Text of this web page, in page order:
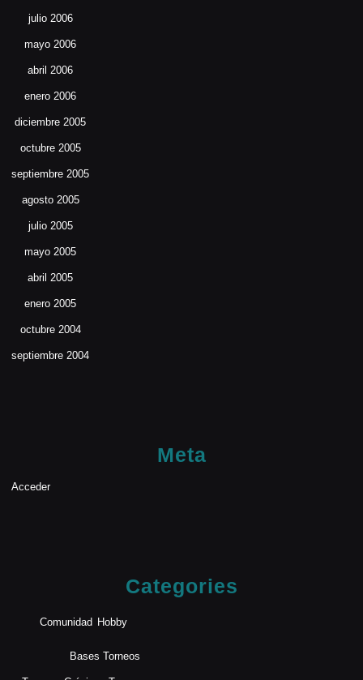
julio 2006
mayo 2006
abril 2006
enero 2006
diciembre 2005
octubre 2005
septiembre 2005
agosto 2005
julio 2005
mayo 2005
abril 2005
enero 2005
octubre 2004
septiembre 2004
Meta
Acceder
Categories
Comunidad Hobby
Bases Torneos